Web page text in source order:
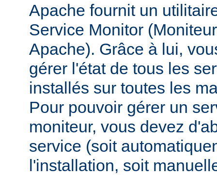
Apache fournit un
Service Monitor
Apache). Grâce à lui,
gérer l'état de tous les
installés sur toutes les
Pour pouvoir gérer un
moniteur, vous devez
service (soit
l'installation, soit